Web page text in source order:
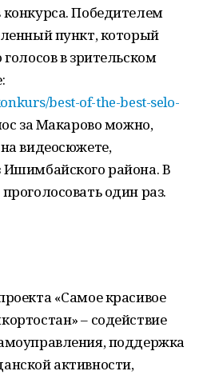
Победителем
пункт, который
в зрительском
best-of-the-best-selo-
за Макарово можно,
видеосюжете,
района. В
один раз.
«Самое красивое
– содействие
поддержка
активности,